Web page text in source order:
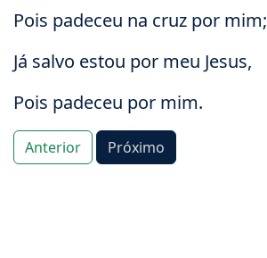
Pois padeceu na cruz por mim;
Já salvo estou por meu Jesus,
Pois padeceu por mim.
Anterior Próximo